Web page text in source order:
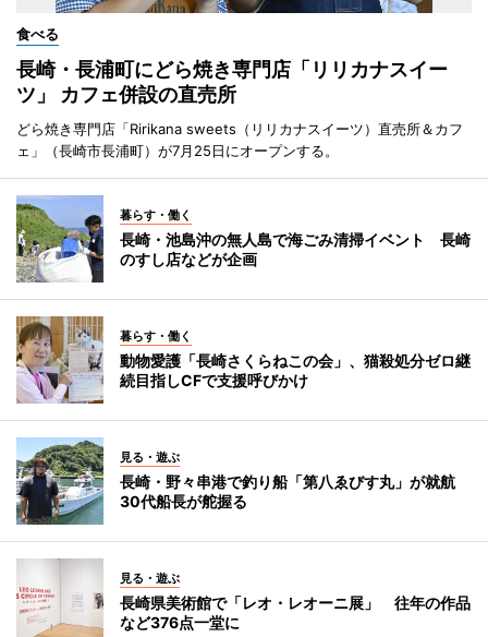
食べる
長崎・長浦町にどら焼き専門店「リリカナスイー
ツ」 カフェ併設の直売所
どら焼き専門店「Ririkana sweets（リリカナスイーツ）直売所＆カフ
ェ」（長崎市長浦町）が7月25日にオープンする。
暮らす・働く
長崎・池島沖の無人島で海ごみ清掃イベント 長崎
のすし店などが企画
暮らす・働く
動物愛護「長崎さくらねこの会」、猫殺処分ゼロ継
続目指しCFで支援呼びかけ
見る・遊ぶ
長崎・野々串港で釣り船「第八ゑびす丸」が就航
30代船長が舵握る
見る・遊ぶ
長崎県美術館で「レオ・レオーニ展」 往年の作品
など376点一堂に